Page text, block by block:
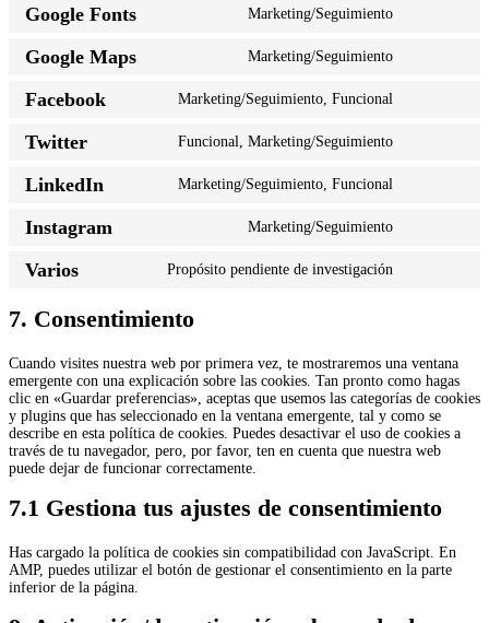
Google Fonts Marketing/Seguimiento
Google Maps Marketing/Seguimiento
Facebook Marketing/Seguimiento, Funcional
Twitter Funcional, Marketing/Seguimiento
LinkedIn Marketing/Seguimiento, Funcional
Instagram Marketing/Seguimiento
Varios Propósito pendiente de investigación
7. Consentimiento
Cuando visites nuestra web por primera vez, te mostraremos una ventana
emergente con una explicación sobre las cookies. Tan pronto como hagas
clic en «Guardar preferencias», aceptas que usemos las categorías de cookies
y plugins que has seleccionado en la ventana emergente, tal y como se
describe en esta política de cookies. Puedes desactivar el uso de cookies a
través de tu navegador, pero, por favor, ten en cuenta que nuestra web
puede dejar de funcionar correctamente.
7.1 Gestiona tus ajustes de consentimiento
Has cargado la política de cookies sin compatibilidad con JavaScript. En
AMP, puedes utilizar el botón de gestionar el consentimiento en la parte
inferior de la página.